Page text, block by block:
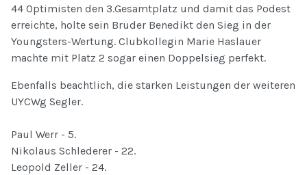
44 Optimisten den 3.Gesamtplatz und damit das Podest
erreichte, holte sein Bruder Benedikt den Sieg in der
Youngsters-Wertung. Clubkollegin Marie Haslauer
machte mit Platz 2 sogar einen Doppelsieg perfekt.
Ebenfalls beachtlich, die starken Leistungen der weiteren
UYCWg Segler.
Paul Werr - 5.
Nikolaus Schlederer - 22.
Leopold Zeller - 24.